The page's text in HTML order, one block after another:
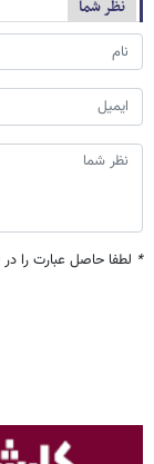
نظر شما
* لطفا حاصل عبارت را